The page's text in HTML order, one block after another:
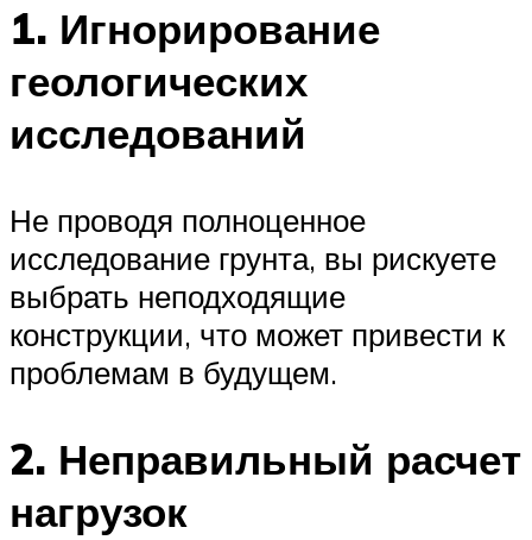
1. Игнорирование
геологических
исследований
Не проводя полноценное
исследование грунта, вы рискуете
выбрать неподходящие
конструкции, что может привести к
проблемам в будущем.
2. Неправильный расчет
нагрузок